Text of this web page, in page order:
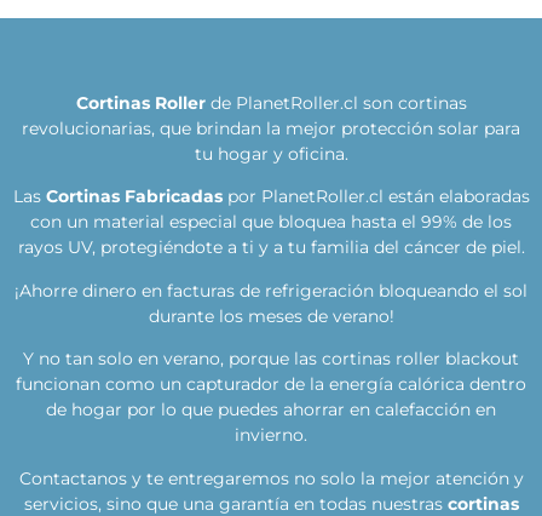
Cortinas Rollerde PlanetRoller.cl son cortinas
revolucionarias, que brindan la mejor protección solar para
tu hogar y oficina.
Las Cortinas Fabricadaspor PlanetRoller.cl están elaboradas
con un material especial que bloquea hasta el 99% de los
rayos UV, protegiéndote a ti y a tu familia del cáncer de piel.
¡Ahorre dinero en facturas de refrigeración bloqueando el sol
durante los meses de verano!
Y no tan solo en verano, porque las cortinas roller blackout
funcionan como un capturador de la energía calórica dentro
de hogar por lo que puedes ahorrar en calefacción en
invierno.
Contactanos y te entregaremos no solo la mejor atención y
servicios, sino que una garantía en todas nuestras cortinas